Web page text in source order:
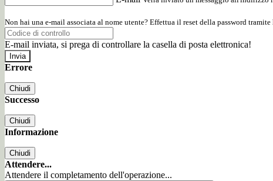
Non hai una e-mail associata al nome utente? Effettua il reset della password tramite
E-mail inviata, si prega di controllare la casella di posta elettronica!
Errore
Chiudi
Successo
Chiudi
Informazione
Chiudi
Attendere...
Attendere il completamento dell'operazione...